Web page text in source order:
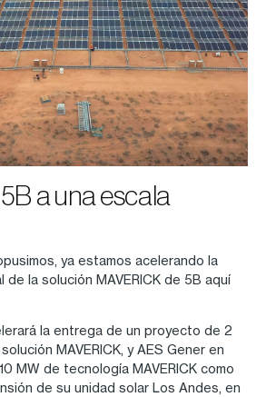
a una escala
ya estamos acelerando la
de la solución MAVERICK de 5B aquí
la entrega de un proyecto de 2
MAVERICK, y AES Gener en
MW de tecnología MAVERICK como
de su unidad solar Los Andes, en